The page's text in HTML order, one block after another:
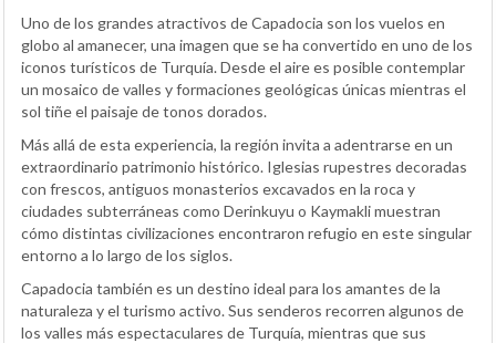
Uno de los grandes atractivos de Capadocia son los vuelos en
globo al amanecer, una imagen que se ha convertido en uno de los
iconos turísticos de Turquía. Desde el aire es posible contemplar
un mosaico de valles y formaciones geológicas únicas mientras el
sol tiñe el paisaje de tonos dorados.
Más allá de esta experiencia, la región invita a adentrarse en un
extraordinario patrimonio histórico. Iglesias rupestres decoradas
con frescos, antiguos monasterios excavados en la roca y
ciudades subterráneas como Derinkuyu o Kaymakli muestran
cómo distintas civilizaciones encontraron refugio en este singular
entorno a lo largo de los siglos.
Capadocia también es un destino ideal para los amantes de la
naturaleza y el turismo activo. Sus senderos recorren algunos de
los valles más espectaculares de Turquía, mientras que sus